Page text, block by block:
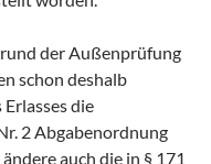
der Außenprüfung
schon deshalb
die
2 Abgabenordnung
auch die in § 171